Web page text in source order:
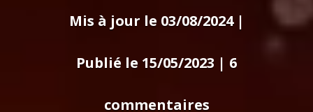
Mis à jour le 03/08/2024 |
Publié le 15/05/2023 | 6
commentaires